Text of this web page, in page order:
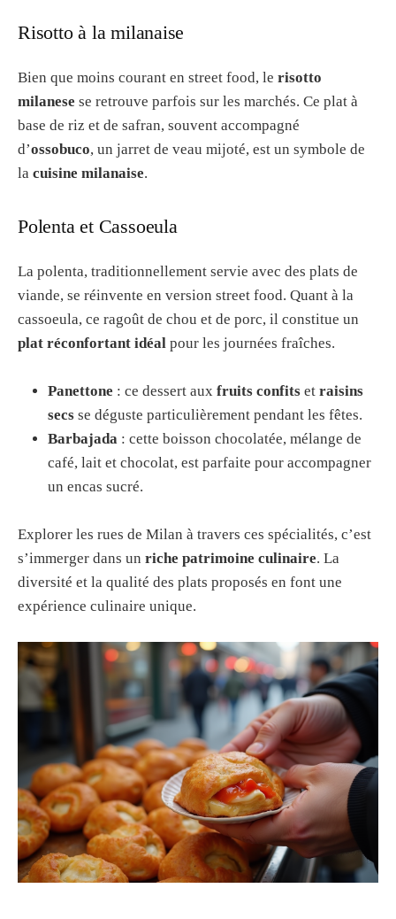
Risotto à la milanaise
Bien que moins courant en street food, le risotto
milanese se retrouve parfois sur les marchés. Ce plat à
base de riz et de safran, souvent accompagné
d’ossobuco, un jarret de veau mijoté, est un symbole de
la cuisine milanaise.
Polenta et Cassoeula
La polenta, traditionnellement servie avec des plats de
viande, se réinvente en version street food. Quant à la
cassoeula, ce ragoût de chou et de porc, il constitue un
plat réconfortant idéal pour les journées fraîches.
Panettone : ce dessert aux fruits confits et raisins
secs se déguste particulièrement pendant les fêtes.
Barbajada : cette boisson chocolatée, mélange de
café, lait et chocolat, est parfaite pour accompagner
un encas sucré.
Explorer les rues de Milan à travers ces spécialités, c’est
s’immerger dans un riche patrimoine culinaire. La
diversité et la qualité des plats proposés en font une
expérience culinaire unique.